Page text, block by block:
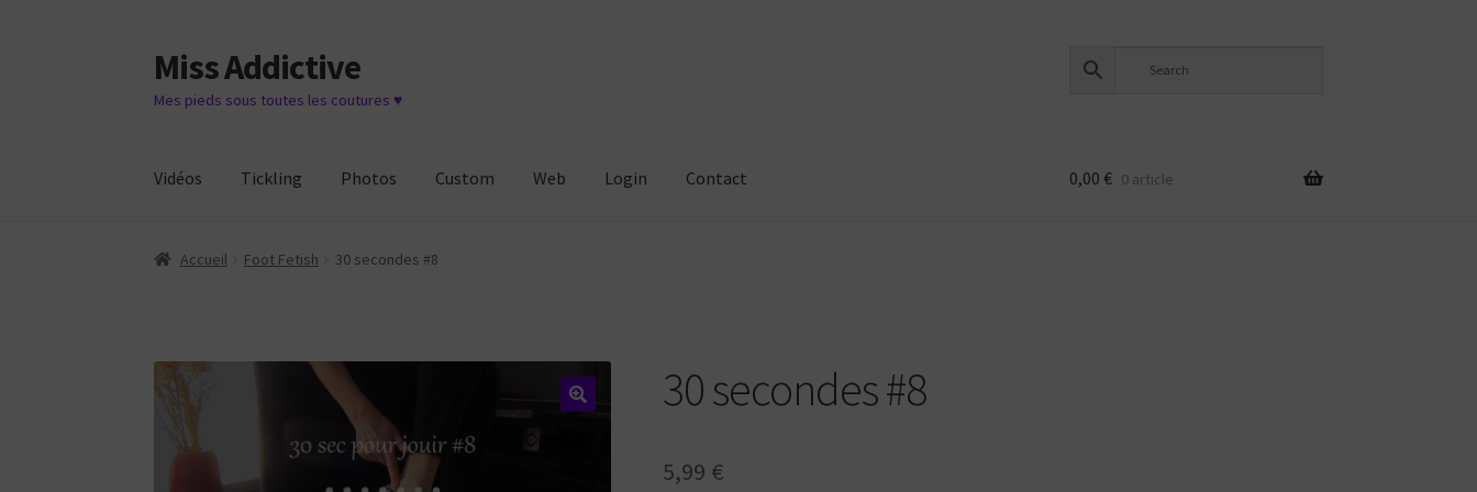
Aller
à
la
Aller
au
contenu
Miss Addictive
Mes pieds sous toutes les coutures ♥
Vidéos Tickling Photos Custom Web Login Contact 0,00 € 0 article
Accueil Foot Fetish 30 secondes #8
30 secondes #8
5,99 €